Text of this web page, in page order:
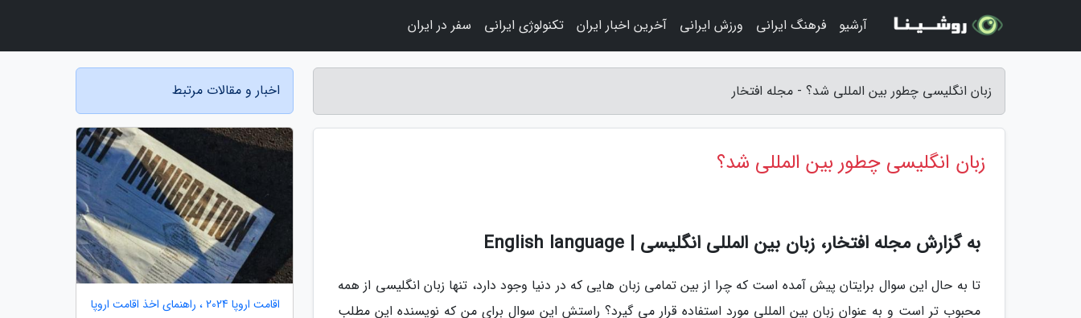
زبان انگلیسی چطور بین المللی شد؟ - مجله افتخار
زبان انگلیسی چطور بین المللی شد؟
به گزارش مجله افتخار، زبان بین المللی انگلیسی | English language
تا به حال این سوال برایتان پیش آمده است که چرا از بین تمامی زبان هایی که در دنیا وجود دارد، تنها زبان انگلیسی از همه
محبوب تر است و به عنوان زبان بین المللی مورد استفاده قرار می گیرد؟ راستش این سوال برای من که نویسنده این مطلب
اخبار و مقالات مرتبط
اقامت اروپا 2024 ، راهنمای اخذ اقامت اروپا
آرشیو فرهنگ ایرانی ورزش ایرانی آخرین اخبار ایران تکنولوژی ایرانی سفر در ایران